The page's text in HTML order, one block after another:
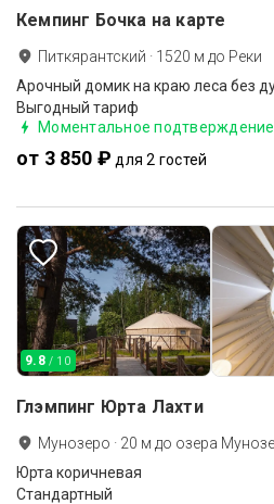
Кемпинг Бочка на карте
Питкярантский · 1520 м до Реки
Арочный домик на краю леса без
Выгодный тариф
Моментальное подтверждение
от 3 850 ₽ для 2 гостей
9.8 / 10
Глэмпинг Юрта Лахти
Мунозеро · 20 м до озера
Юрта коричневая
Стандартный